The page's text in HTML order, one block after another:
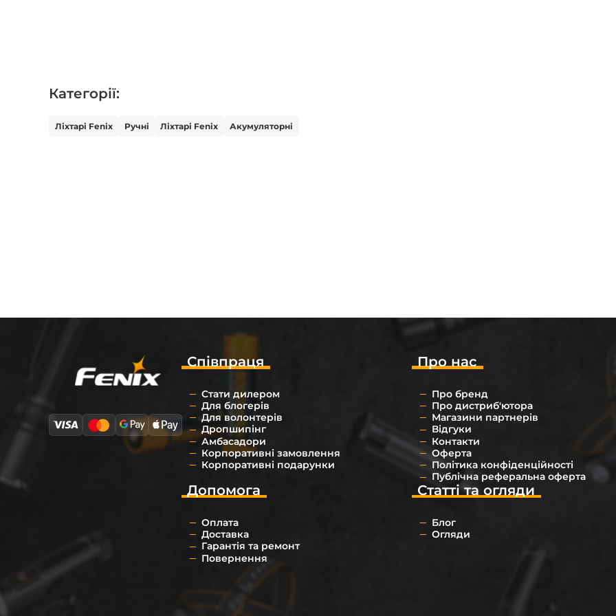
Категорії:
Ліхтарі Fenix Ручні Ліхтарі Fenix Акумуляторні
Про нас
Про бренд
Про дистриб'ютора
Магазини партнерів
Відгуки
Контакти
Оферта
Політика конфіденційності
Публічна реферальна оферта
Співпраця
Стати дилером
Для блогерів
Для волонтерів
Дропшипінг
Амбасадори
Корпоративні замовлення
Корпоративні подарунки
Статті та огляди
Блог
Огляди
Допомога
Оплата
Доставка
Гарантія та ремонт
Повернення